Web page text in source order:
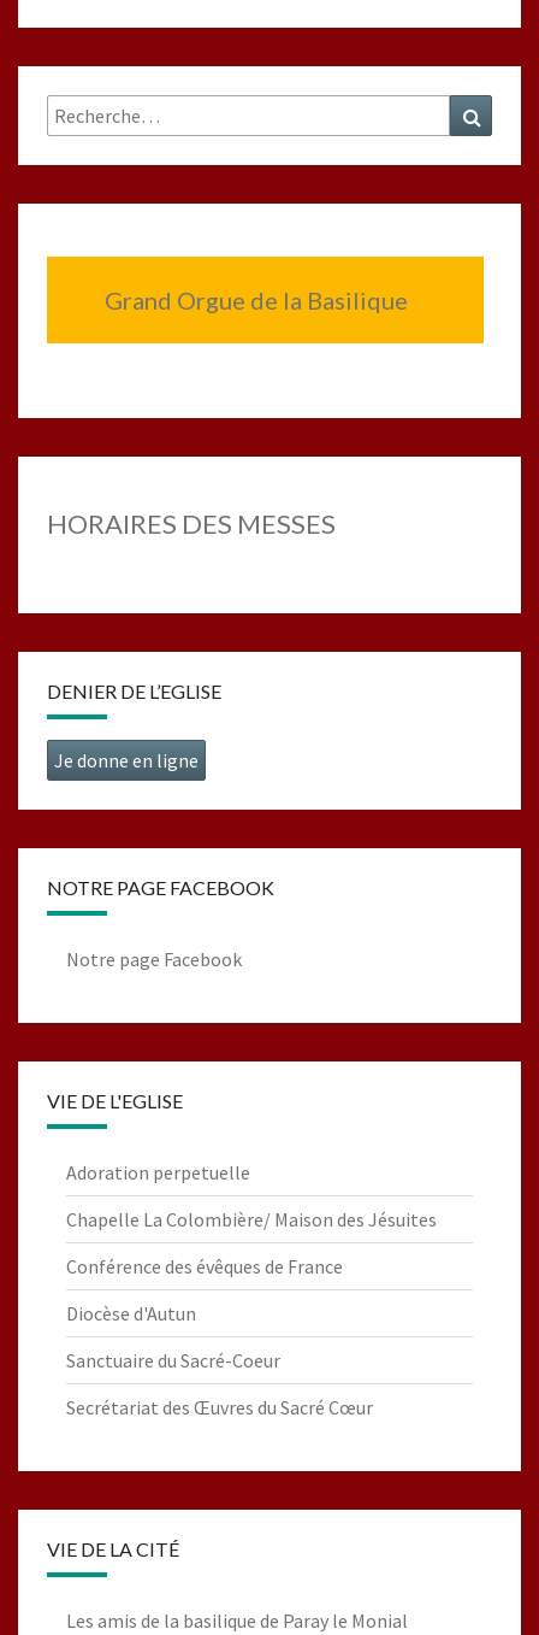
Rechercher :
Grand Orgue de la Basilique
HORAIRES DES MESSES
DENIER DE L’EGLISE
Je donne en ligne
NOTRE PAGE FACEBOOK
Notre page Facebook
VIE DE L'EGLISE
Adoration perpetuelle
Chapelle La Colombière/ Maison des Jésuites
Conférence des évêques de France
Diocèse d'Autun
Sanctuaire du Sacré-Coeur
Secrétariat des Œuvres du Sacré Cœur
VIE DE LA CITÉ
Les amis de la basilique de Paray le Monial